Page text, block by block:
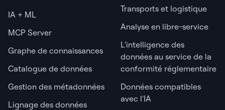
IA + ML
MCP Server
Graphe de connaissances
Catalogue de données
Gestion des métadonnées
Lignage des données
Transports et logistique
Analyse en libre-service
L'intelligence des
données au service de la
conformité réglementaire
Données compatibles
avec l'IA